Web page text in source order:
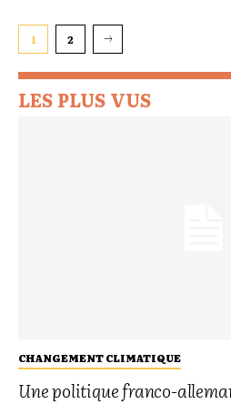
1 2
LES PLUS VUS
CHANGEMENT CLIMATIQUE
Une politique franco-